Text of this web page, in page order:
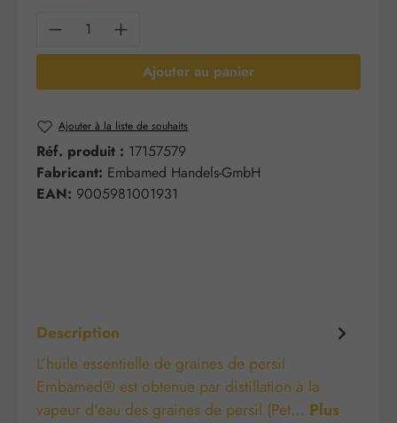
Quantité de produit : Entrez la quantité
Ajouter au panier
Ajouter à la liste de souhaits
Réf. produit : 17157579
Fabricant: Embamed Handels-GmbH
EAN: 9005981001931
Description
L’huile essentielle de graines de persil
Embamed® est obtenue par distillation à la
vapeur d'eau des graines de persil (Pet… Plus